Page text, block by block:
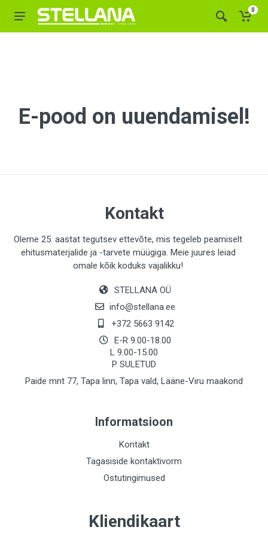
0
E-pood on uuendamisel!
Kontakt
Oleme 25. aastat tegutsev ettevõte, mis tegeleb peamiselt
ehitusmaterjalide ja -tarvete müügiga. Meie juures leiad
omale kõik koduks vajalikku!
STELLANA OÜ
info@stellana.ee
+372 5663 9142
E-R 9.00-18.00
L 9.00-15.00
P SULETUD
Paide mnt 77, Tapa linn, Tapa vald, Lääne-Viru maakond
Informatsioon
Kontakt
Tagasiside kontaktivorm
Ostutingimused
Kliendikaart